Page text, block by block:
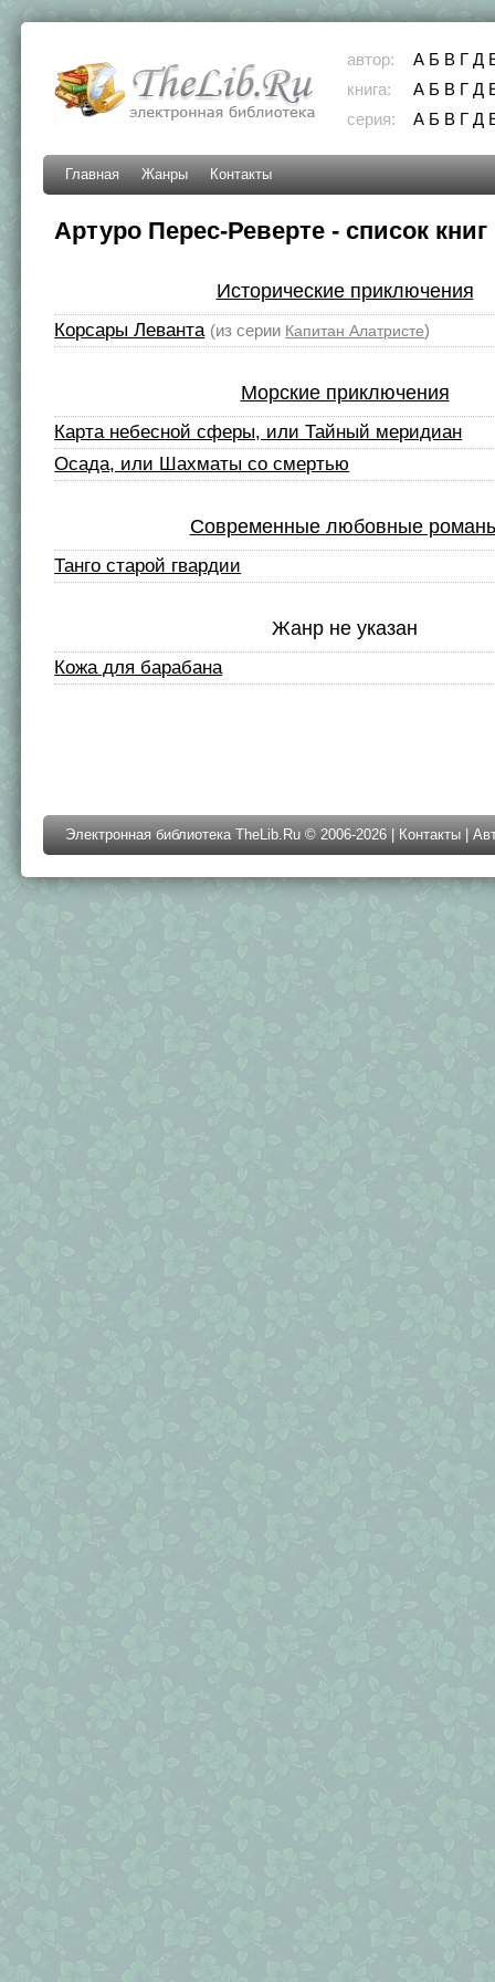
автор: А Б В Г Д
книга:
А Б В Г Д
серия:
А Б В Г Д
Главная Жанры Контакты
Артуро Перес-Реверте - список книг
Исторические приключения
Корсары Леванта (из серии Капитан Алатристе)
Морские приключения
Карта небесной сферы, или Тайный меридиан
Осада, или Шахматы со смертью
Современные любовные
Танго старой гвардии
Жанр не указан
Кожа для барабана
Электронная библиотека TheLib.Ru © 2006-2026 | Контакты |